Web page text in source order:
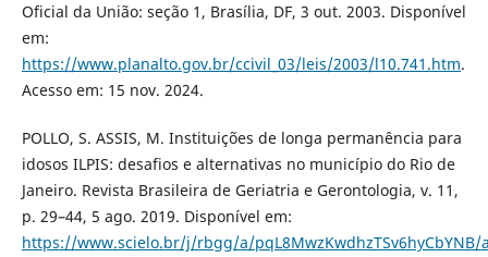
Oficial da União: seção 1, Brasília, DF, 3 out. 2003. Disponível
em:
https://www.planalto.gov.br/ccivil_03/leis/2003/l10.741.htm.
Acesso em: 15 nov. 2024.
POLLO, S. ASSIS, M. Instituições de longa permanência para
idosos ILPIS: desafios e alternativas no município do Rio de
Janeiro. Revista Brasileira de Geriatria e Gerontologia, v. 11,
p. 29–44, 5 ago. 2019. Disponível em:
https://www.scielo.br/j/rbgg/a/pqL8MwzKwdhzTSv6hyCbYNB/